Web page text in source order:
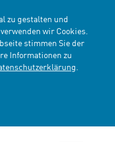
zu gestalten und
wir Cookies.
stimmen Sie der
Informationen zu
.